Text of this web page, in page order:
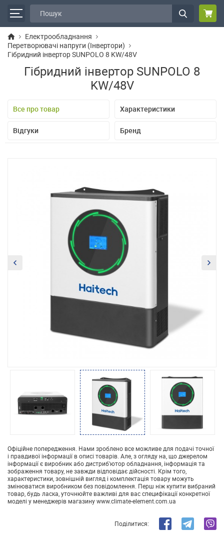
Електрообладнання
Перетворювачі напруги (Інвертори)
Гібридний інвертор SUNPOLO 8 KW/48V
Гібридний інвертор SUNPOLO 8
KW/48V
Все про товар Характеристики
Відгуки Бренд
Офіційне попередження. Нами зроблено все можливе для подачі точної
і правдивої інформації в описі товарів. Але, з огляду на, що джерелом
інформації є виробник або дистриб'ютор обладнання, інформація та
зображення товару, не завжди відповідає дійсності. Крім того,
характеристики, зовнішній вигляд і комплектація товару можуть
змінюватися виробником без повідомлення. Перш ніж купити вибраний
товар, будь ласка, уточнюйте важливі для вас специфікації конкретної
моделі у менеджерів магазину www.climate-element.com.ua
Поділитися: